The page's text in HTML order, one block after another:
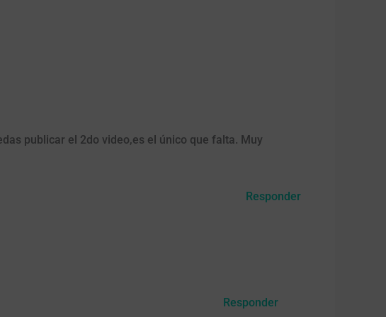
publicar el 2do video,es el único que falta. Muy
Responder
Responder